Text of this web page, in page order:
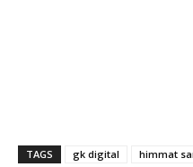
TAGS gk digital himmat